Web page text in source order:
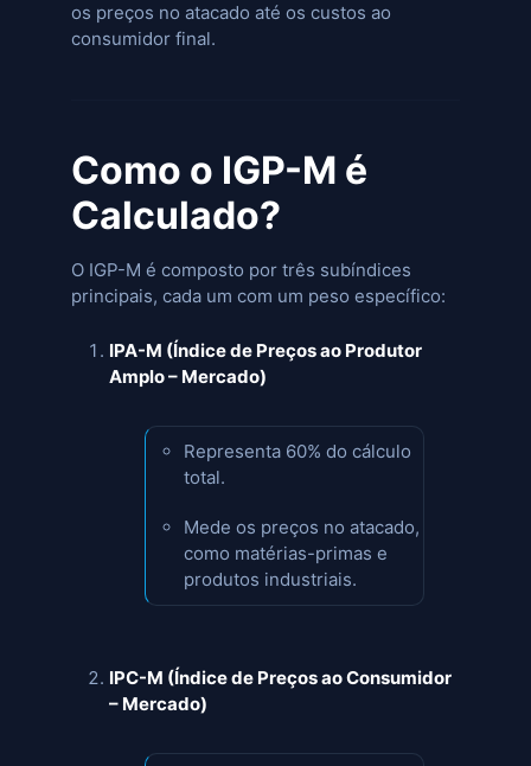
os preços no atacado até os custos ao
consumidor final.
Como o IGP-M é
Calculado?
O IGP-M é composto por três subíndices
principais, cada um com um peso específico:
IPA-M (Índice de Preços ao Produtor
Amplo – Mercado)
Representa 60% do cálculo
total.
Mede os preços no atacado,
como matérias-primas e
produtos industriais.
IPC-M (Índice de Preços ao Consumidor
– Mercado)